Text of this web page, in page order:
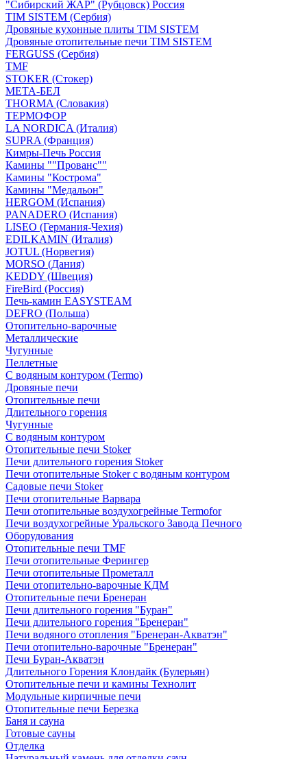
"Сибирский ЖАР" (Рубцовск) Россия
TIM SISTEM (Сербия)
Дровяные кухонные плиты TIM SISTEM
Дровяные отопительные печи TIM SISTEM
FERGUSS (Сербия)
TMF
STOKER (Стокер)
МЕТА-БЕЛ
THORMA (Словакия)
ТЕРМОФОР
LA NORDICA (Италия)
SUPRA (Франция)
Кимры-Печь Россия
Камины ""Прованс""
Камины "Кострома"
Камины "Медальон"
HERGOM (Испания)
PANADERO (Испания)
LISEO (Германия-Чехия)
EDILKAMIN (Италия)
JOTUL (Норвегия)
MORSO (Дания)
KEDDY (Швеция)
FireBird (Россия)
Печь-камин EASYSTEAM
DEFRO (Польша)
Отопительно-варочные
Металлические
Чугунные
Пеллетные
С водяным контуром (Termo)
Дровяные печи
Отопительные печи
Длительного горения
Чугунные
C водяным контуром
Отопительные печи Stoker
Печи длительного горения Stoker
Печи отопительные Stoker с водяным контуром
Садовые печи Stoker
Печи отопительные Варвара
Печи отопительные воздухогрейные Termofor
Печи воздухогрейные Уральского Завода Печного
Оборудования
Отопительные печи TMF
Печи отопительные Ферингер
Печи отопительные Прометалл
Печи отопительно-варочные КДМ
Отопительные печи Бренеран
Печи длительного горения "Буран"
Печи длительного горения "Бренеран"
Печи водяного отопления "Бренеран-Акватэн"
Печи отопительно-варочные "Бренеран"
Печи Буран-Акватэн
Длительного Горения Клондайк (Булерьян)
Отопительные печи и камины Технолит
Модульные кирпичные печи
Отопительные печи Березка
Баня и сауна
Готовые сауны
Отделка